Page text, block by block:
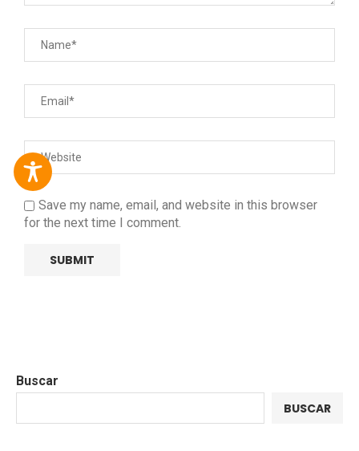
Save my name, email, and website in this browser
for the next time I comment.
Buscar
BUSCAR